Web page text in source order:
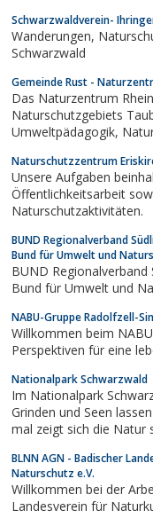
Schwarzwaldverein-
Wanderungen, Naturschutz und Landschaftspflege im
Schwarzwald
Gemeinde Rust -
Das Naturzentrum
Naturschutzgebiets
Naturschutzzentrum
Unsere Aufgaben
Öffentlichkeitsarbeit
Naturschutzaktivitäten.
BUND Regionalverband
Bund für Umwelt und
BUND
Bund für Umwelt und
NABU-Gruppe Radolfzell-
Willkommen beim
Perspektiven für eine
Nationalpark Schwarzwald
Im Nationalpark
Grinden und Seen
mal zeigt sich die Natur sanft
der Tier- und
nationalpark.de/
BLNN AGN - Badischer
Naturschutz e.V.
Willkommen bei der
Landesverein für